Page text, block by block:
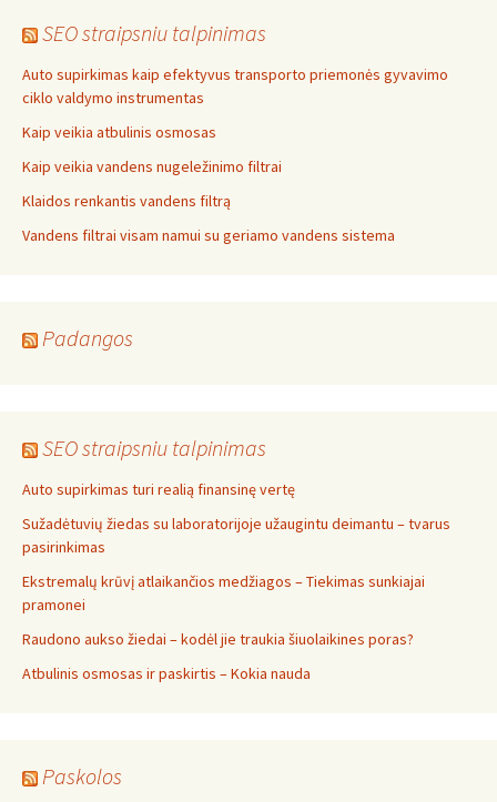
SEO straipsniu talpinimas
Auto supirkimas kaip efektyvus transporto priemonės gyvavimo
ciklo valdymo instrumentas
Kaip veikia atbulinis osmosas
Kaip veikia vandens nugeležinimo filtrai
Klaidos renkantis vandens filtrą
Vandens filtrai visam namui su geriamo vandens sistema
Padangos
SEO straipsniu talpinimas
Auto supirkimas turi realią finansinę vertę
Sužadėtuvių žiedas su laboratorijoje užaugintu deimantu – tvarus
pasirinkimas
Ekstremalų krūvį atlaikančios medžiagos – Tiekimas sunkiajai
pramonei
Raudono aukso žiedai – kodėl jie traukia šiuolaikines poras?
Atbulinis osmosas ir paskirtis – Kokia nauda
Paskolos